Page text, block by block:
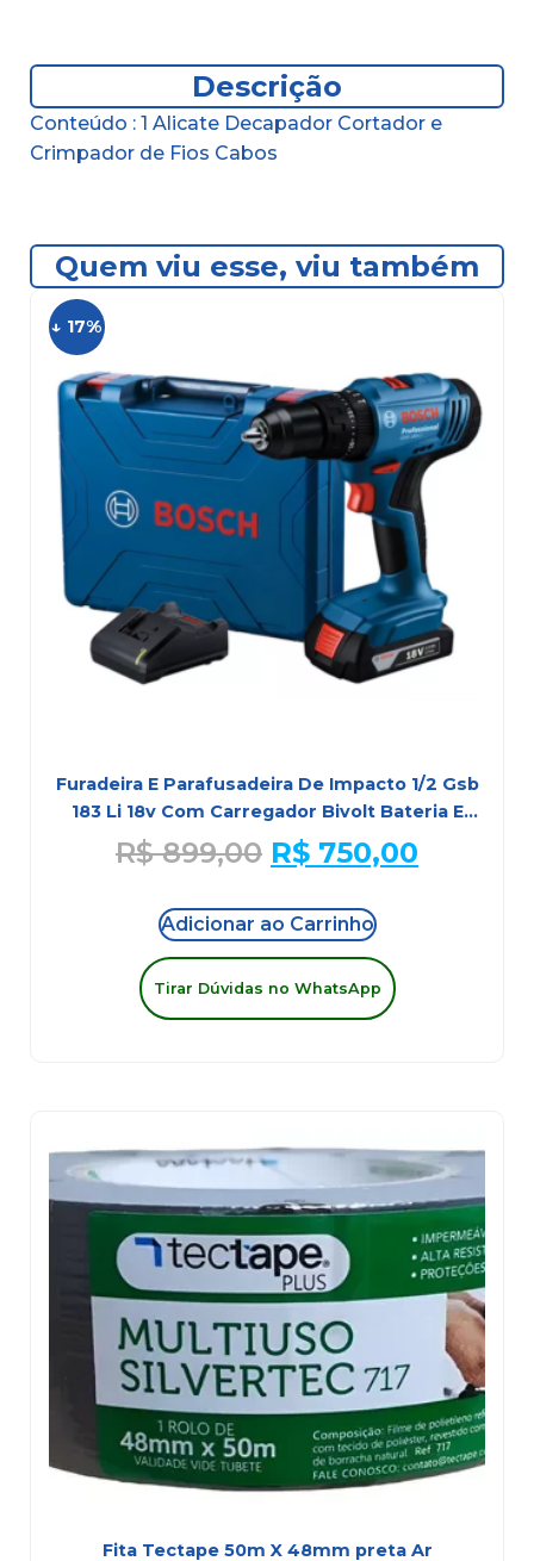
Descrição
Conteúdo : 1 Alicate Decapador Cortador e
Crimpador de Fios Cabos
Quem viu esse, viu também
↓ 17%
Furadeira E Parafusadeira De Impacto 1/2 Gsb
183 Li 18v Com Carregador Bivolt Bateria E
Maleta Bosch
R$899,00 R$ 750,00
Adicionar ao Carrinho
Tirar Dúvidas no WhatsApp
Fita Tectape 50m X 48mm preta Ar